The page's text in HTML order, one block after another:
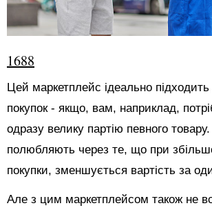
1688
Цей маркетплейс ідеально
покупок - якщо, вам, наприклад,
одразу велику партію певного
полюбляють через те, що при
покупки, зменшується вартість за
Але з цим маркетплейсом також не